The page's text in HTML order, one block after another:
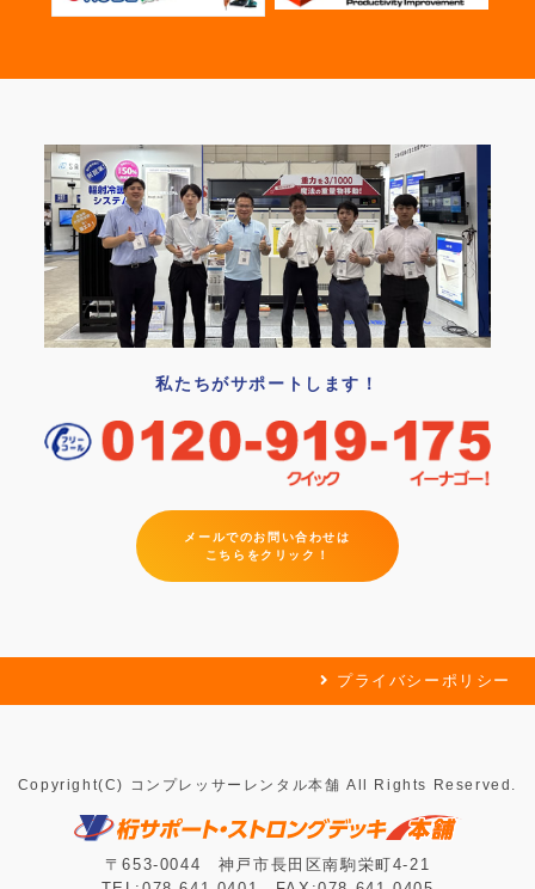
私たちがサポートします！
メールでのお問い合わせは
こちらをクリック！
プライバシーポリシー
Copyright(C) コンプレッサーレンタル本舗 All Rights Reserved.
〒653-0044 神戸市長田区南駒栄町4-21